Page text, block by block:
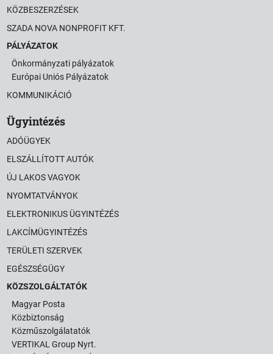
KÖZBESZERZÉSEK
SZADA NOVA NONPROFIT KFT.
PÁLYÁZATOK
Önkormányzati pályázatok
Európai Uniós Pályázatok
KOMMUNIKÁCIÓ
Ügyintézés
ADÓÜGYEK
ELSZÁLLÍTOTT AUTÓK
ÚJ LAKOS VAGYOK
NYOMTATVÁNYOK
ELEKTRONIKUS ÜGYINTÉZÉS
LAKCÍMÜGYINTÉZÉS
TERÜLETI SZERVEK
EGÉSZSÉGÜGY
KÖZSZOLGÁLTATÓK
Magyar Posta
Közbiztonság
Közműszolgálatatók
VERTIKAL Group Nyrt.